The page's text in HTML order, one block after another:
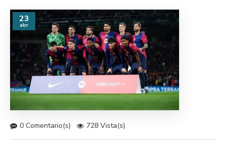
23
abr
0 Comentario(s) 728 Vista(s)